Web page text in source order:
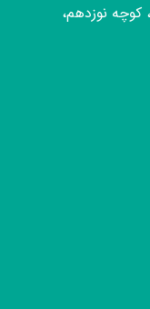
کوچه نوزدهم،